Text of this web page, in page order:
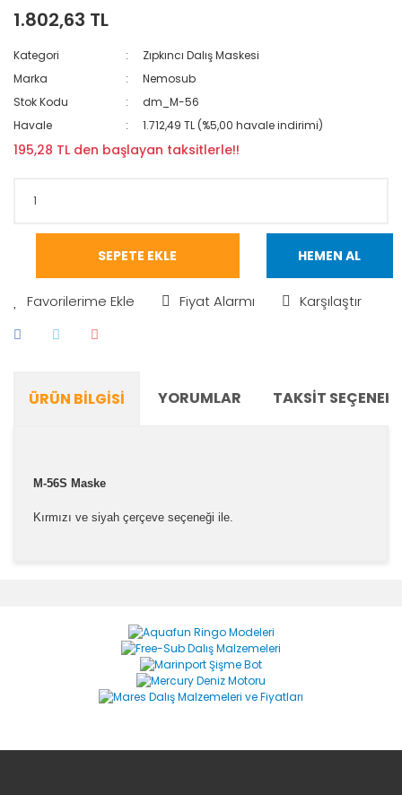
1.802,63 TL
Kategori
Zıpkıncı Dalış Maskesi
Marka
Nemosub
Stok Kodu
dm_M-56
Havale
1.712,49 TL (%5,00 havale indirimi)
195,28 TL den başlayan taksitlerle!!
SEPETE EKLE HEMEN AL
Fiyat Alarmı Karşılaştır
ÜRÜN BILGISI YORUMLAR TAKSIT
M-56S Maske
Kırmızı ve siyah çerçeve seçeneği ile.
Yorum Yaz
Ürün resmi kalitesiz, bozuk veya görüntülenemiyor.
Ürün açıklamasında eksik bilgiler bulunuyor.
Ürün bilgilerinde hatalar bulunuyor.